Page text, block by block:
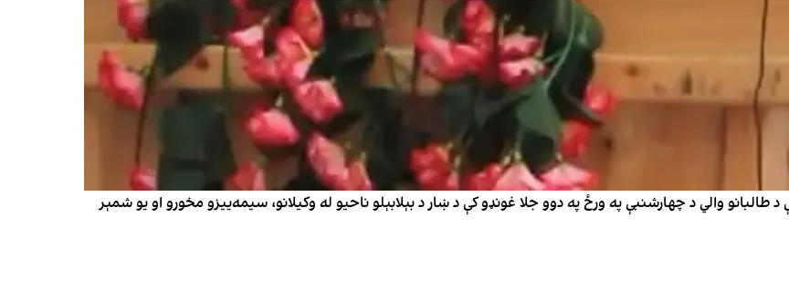
والي د چهارشنبې په ورځ په دوو جلا غونډو کې د ښار د بېلابېلو ناحیو له وکیلانو، سیمه‌ییزو مخورو او یو شمېر